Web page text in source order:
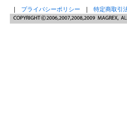
プライバシーポリシー 特定商取引